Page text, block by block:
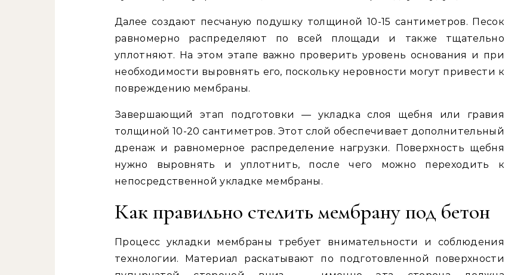
Далее создают песчаную подушку толщиной 10-15 сантиметров. Песок
равномерно распределяют по всей площади и также тщательно
уплотняют. На этом этапе важно проверить уровень основания и при
необходимости выровнять его, поскольку неровности могут привести к
повреждению мембраны.
Завершающий этап подготовки — укладка слоя щебня или гравия
толщиной 10-20 сантиметров. Этот слой обеспечивает дополнительный
дренаж и равномерное распределение нагрузки. Поверхность щебня
нужно выровнять и уплотнить, после чего можно переходить к
непосредственной укладке мембраны.
Как правильно стелить мембрану под бетон
Процесс укладки мембраны требует внимательности и соблюдения
технологии. Материал раскатывают по подготовленной поверхности